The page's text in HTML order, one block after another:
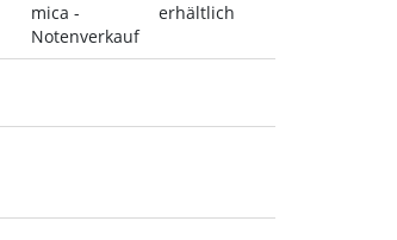
mica -
Notenverkauf
erhältlich